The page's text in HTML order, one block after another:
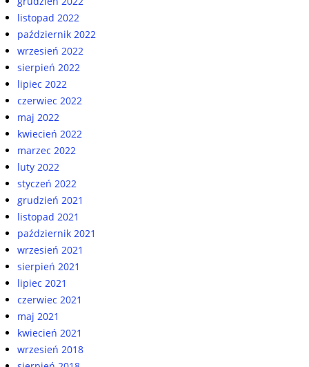
listopad 2022
październik 2022
wrzesień 2022
sierpień 2022
lipiec 2022
czerwiec 2022
maj 2022
kwiecień 2022
marzec 2022
luty 2022
styczeń 2022
grudzień 2021
listopad 2021
październik 2021
wrzesień 2021
sierpień 2021
lipiec 2021
czerwiec 2021
maj 2021
kwiecień 2021
wrzesień 2018